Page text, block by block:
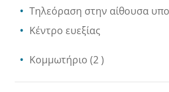
Τηλεόραση στην αίθουσα
Κέντρο ευεξίας
Κομμωτήριο (2 )